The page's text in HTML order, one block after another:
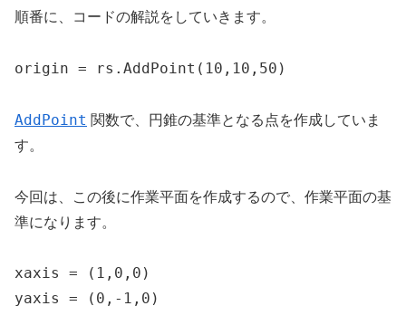
順番に、コードの解説をしていきます。
origin = rs.AddPoint(10,10,50)
AddPoint 関数で、円錐の基準となる点を作成していま
す。
今回は、この後に作業平面を作成するので、作業平面の基
準になります。
xaxis = (1,0,0)
yaxis = (0,-1,0)